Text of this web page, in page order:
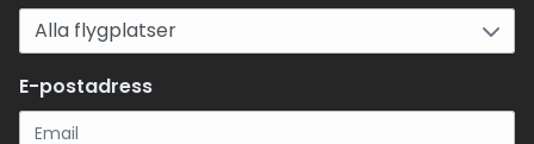
E-postadress